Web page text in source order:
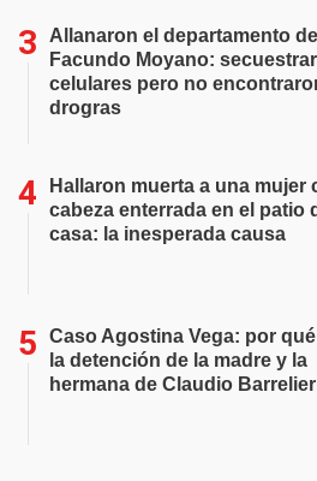
Allanaron el departamento de
Facundo Moyano:
celulares pero no
drogras
Hallaron muerta a una mujer
cabeza enterrada en el patio
casa: la inesperada causa
Caso Agostina Vega: por
la detención de la madre y la
hermana de Claudio Barrelier